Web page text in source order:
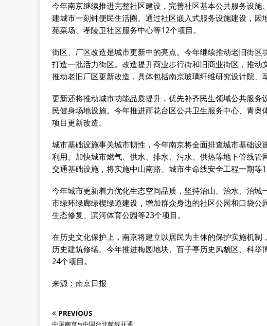
今年南京继续推进完整社区建设，完善社区基本公共服务设
建城市一刻钟便民生活圈。通过社区嵌入式服务设施建设，
苑菜场、孝陵卫社区服务中心等12个项目。
街区、厂区改造是城市更新中的亮点。今年继续推动老旧街
打造一批活力街区。改造提升商业步行街和旧商业街区，推
推动老旧厂区更新改造，具体包括南京玻璃纤维研究设计院、
更新还将推动城市功能品质提升，优先补齐民生领域公共服
民健身场地设施。今年推进雨花台区公共卫生服务中心、青
项目更新改造。
城市基础设施事关城市韧性，今年南京将全面排查城市基础
利用。加快城市燃气、供水、排水、污水、供热等地下管线
交通基础设施，将实施中山南路、城市生命线安全工程一期等
今年城市更新着力优化生态空间品质，坚持治山、治水、治
市绿环绿廊绿楔绿道建设，增加群众身边的社区公园和口袋
生态修复、滨河体育公园等23个项目。
在历史文化保护上，南京将建立以居民为主体的保护实施机制
历史建筑修缮。今年推进梅园地块、百子亭历史风貌区、科
24个项目。
来源：南京日报
PREVIOUS
中国南京⇋中国台北航线开通